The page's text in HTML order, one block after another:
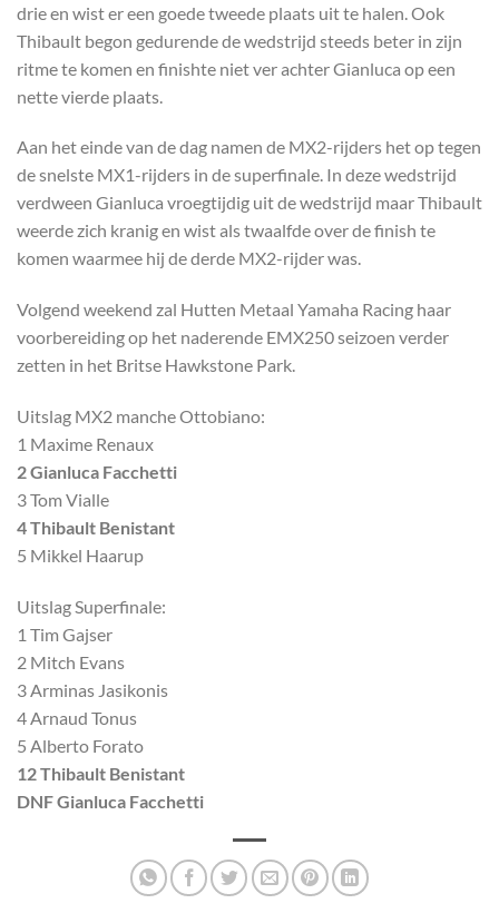
drie en wist er een goede tweede plaats uit te halen. Ook
Thibault begon gedurende de wedstrijd steeds beter in zijn
ritme te komen en finishte niet ver achter Gianluca op een
nette vierde plaats.
Aan het einde van de dag namen de MX2-rijders het op tegen
de snelste MX1-rijders in de superfinale. In deze wedstrijd
verdween Gianluca vroegtijdig uit de wedstrijd maar Thibault
weerde zich kranig en wist als twaalfde over de finish te
komen waarmee hij de derde MX2-rijder was.
Volgend weekend zal Hutten Metaal Yamaha Racing haar
voorbereiding op het naderende EMX250 seizoen verder
zetten in het Britse Hawkstone Park.
Uitslag MX2 manche Ottobiano:
1 Maxime Renaux
2 Gianluca Facchetti
3 Tom Vialle
4 Thibault Benistant
5 Mikkel Haarup
Uitslag Superfinale:
1 Tim Gajser
2 Mitch Evans
3 Arminas Jasikonis
4 Arnaud Tonus
5 Alberto Forato
12 Thibault Benistant
DNF Gianluca Facchetti